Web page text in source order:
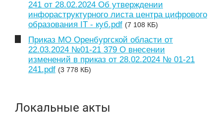
241 от 28.02.2024 Об утверждении
инфораструктурного листа центра цифрового
образования IT - куб.pdf (7 108 КБ)
Приказ МО Оренбургской области от
22.03.2024 №01-21 379 О внесении
изменений в приказ от 28.02.2024 № 01-21
241.pdf (3 778 КБ)
Локальные акты